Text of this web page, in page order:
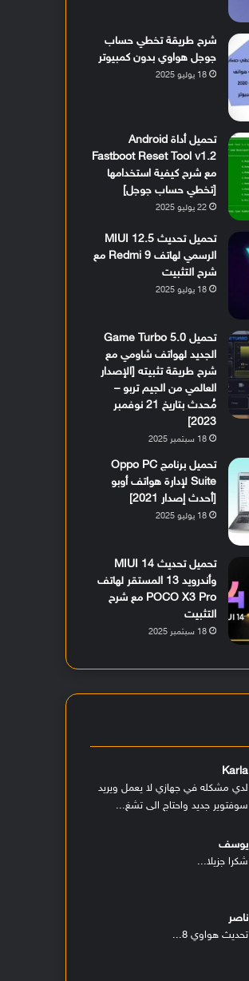
شرح طريقة تخطي حساب
جوجل هواوي بدون كمبيوتر
18 يوليو 2025
تحميل أداة Android
Fastboot Reset Tool v1.2
مع شرح كيفية استخدامها
[تخطي حساب جوجل]
22 يوليو 2025
تحميل تحديث MIUI 12.5
الرسمي لهاتف Redmi 9 مع
شرح التثبيت
18 يوليو 2025
تحميل Game Turbo 5.0
الجديد لهواتف شاومي مع
شرح طريقة تثبيته [الإصدار
العالمي من الجيم تربو –
مُحدث بتاريخ 21 نوفمبر
2023]
18 سبتمبر 2025
تحميل برنامج Oppo PC
Suite لإدارة هواتف أوبو
[أحدث إصدار 2021]
18 يوليو 2025
تحميل تحديث MIUI 14
وأندرويد 13 المستقر لهاتف
POCO X3 Pro مع شرح
التثبيت
18 سبتمبر 2025
Karla
لدي مشكله في جهازي لا يعمل ويريد
سوفتوير جديد واحتاج الى تشغ...
يوسف
شكرا جزيلا...
ناصر
تحديث هواوي 8...